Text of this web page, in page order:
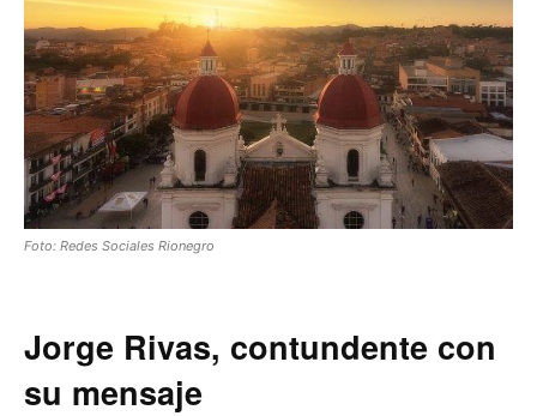
Foto: Redes Sociales Rionegro
Jorge Rivas, contundente con
su mensaje